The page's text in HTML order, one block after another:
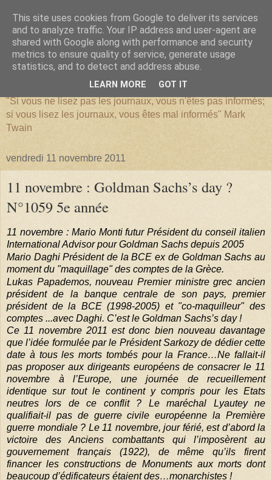
SERIATIM
"Si vous ne lisez pas les journaux, vous n'êtes pas informés;
si vous lisez les journaux, vous êtes mal informés" Mark
Twain
vendredi 11 novembre 2011
11 novembre : Goldman Sachs’s day ?
N°1059 5e année
11 novembre : Mario Monti futur Président du conseil italien
International Advisor pour Goldman Sachs depuis 2005
Mario Daghi Président de la BCE ex de Goldman Sachs au
moment du "maquillage" des comptes de la Grèce.
Lukas Papademos, nouveau Premier ministre grec ancien
président de la banque centrale de son pays, premier
président de la BCE (1998-2005) et "co-maquilleur" des
comptes ...avec Daghi. C’est le Goldman Sachs’s day !
Ce 11 novembre 2011 est donc bien nouveau davantage
que l’idée formulée par le Président Sarkozy de dédier cette
date à tous les morts tombés pour la France…Ne fallait-il
pas proposer aux dirigeants européens de consacrer le 11
novembre à l’Europe, une journée de recueillement
identique sur tout le continent y compris pour les Etats
neutres lors de ce conflit ? Le maréchal Lyautey ne
qualifiait-il pas de guerre civile européenne la Première
guerre mondiale ? Le 11 novembre, jour férié, est d’abord la
victoire des Anciens combattants qui l’imposèrent au
gouvernement français (1922), de même qu’ils firent
financer les constructions de Monuments aux morts dont
beaucoup d’édificateurs étaient des…monarchistes !
This site uses cookies from Google to deliver its services
and to analyze traffic. Your IP address and user-agent are
shared with Google along with performance and security
metrics to ensure quality of service, generate usage
statistics, and to detect and address abuse.
LEARN MORE GOT IT